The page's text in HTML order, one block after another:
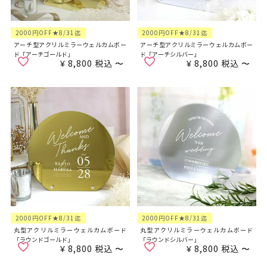
2000円OFF★8/31迄
アーチ型アクリルミラーウェルカムボー
ド「アーチゴールド」
¥ 8,800 税込 〜
2000円OFF★8/31迄
アーチ型アクリルミラーウェルカムボー
ド「アーチシルバー」
¥ 8,800 税込 〜
2000円OFF★8/31迄
丸型アクリルミラーウェルカムボード
「ラウンドゴールド」
¥ 8,800 税込 〜
2000円OFF★8/31迄
丸型アクリルミラーウェルカムボード
「ラウンドシルバー」
¥ 8,800 税込 〜